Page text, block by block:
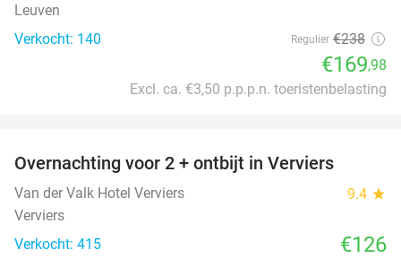
Leuven
Verkocht: 140
Regulier €238
€169,98
Excl. ca. €3,50 p.p.p.n. toeristenbelasting
Overnachting voor 2 + ontbijt in Verviers
Van der Valk Hotel Verviers 9.4 star
Verviers
Verkocht: 415
€126